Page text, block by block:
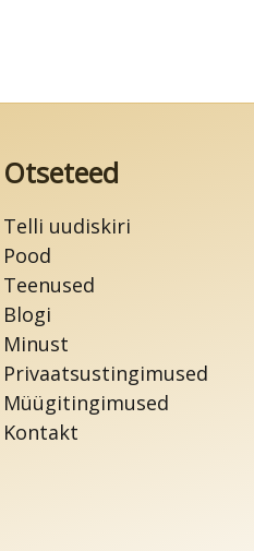
Otseteed
Telli uudiskiri
Pood
Teenused
Blogi
Minust
Privaatsustingimused
Müügitingimused
Kontakt